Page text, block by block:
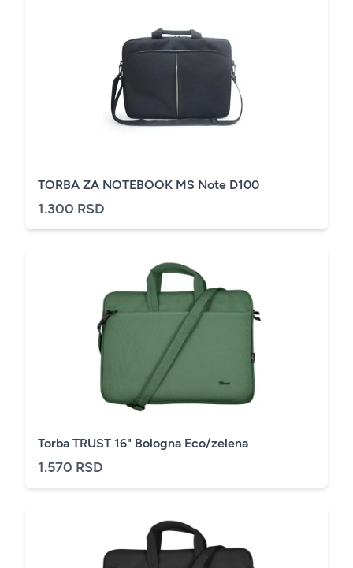
TORBA ZA NOTEBOOK MS Note D100
1.300 RSD
Torba TRUST 16" Bologna Eco/zelena
1.570 RSD